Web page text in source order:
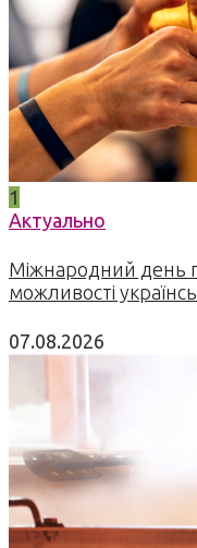
1
Актуально
Міжнародний день
можливості
07.08.2026